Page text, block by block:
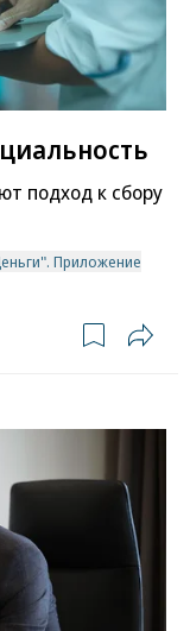
подход к сбору
Приложение